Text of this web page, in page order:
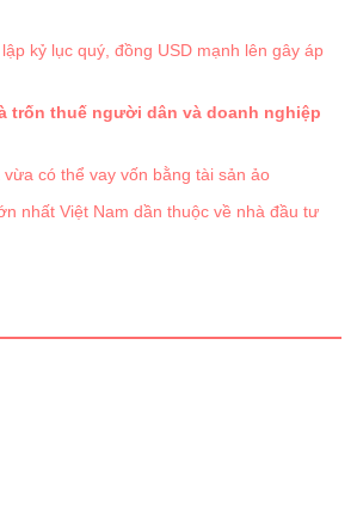
kỷ lục quý, đồng USD mạnh lên gây áp
trốn thuế người dân và doanh nghiệp
có thể vay vốn bằng tài sản ảo
nhất Việt Nam dần thuộc về nhà đầu tư